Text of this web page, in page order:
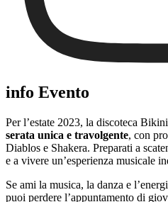
info Evento
Per l’estate 2023, la discoteca
serata unica e travolgente, con
Diablos e Shakera. Preparati a
e a vivere un’esperienza musicale
Se ami la musica, la danza e
puoi perdere l’appuntamento di